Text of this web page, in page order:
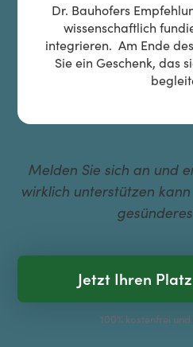
Dr. Bauhofers
wissenschaftlich
integrieren. Am Ende
Sie ein Geschenk, das
Melden Sie sich an und
wirklich unterstützen
Jetzt Ihren
100% kostenfrei